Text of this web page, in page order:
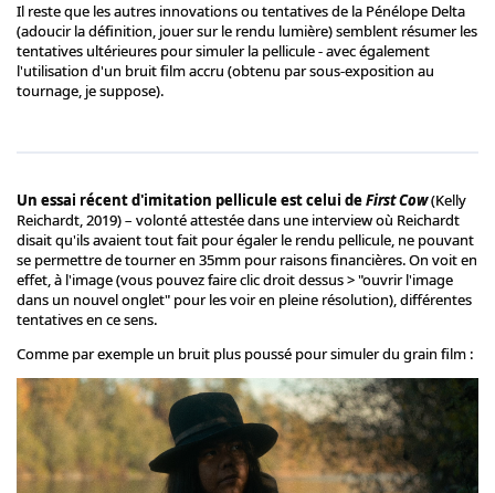
Il reste que les autres innovations ou tentatives de la Pénélope Delta
(adoucir la définition, jouer sur le rendu lumière) semblent résumer les
tentatives ultérieures pour simuler la pellicule - avec également
l'utilisation d'un bruit film accru (obtenu par sous-exposition au
tournage, je suppose).
Un essai récent d'imitation pellicule est celui deFirst Cow(Kelly
Reichardt, 2019) – volonté attestée dans une interview où Reichardt
disait qu'ils avaient tout fait pour égaler le rendu pellicule, ne pouvant
se permettre de tourner en 35mm pour raisons financières. On voit en
effet, à l'image (vous pouvez faire clic droit dessus > "ouvrir l'image
dans un nouvel onglet" pour les voir en pleine résolution), différentes
tentatives en ce sens.
Comme par exemple un bruit plus poussé pour simuler du grain film :